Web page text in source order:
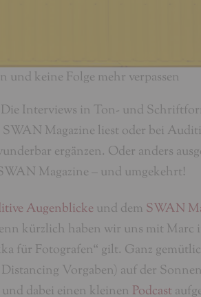
und keine Folge mehr verpassen
Interviews in Ton- und
Magazine liest oder bei
ergänzen. Oder anders
Magazine – und umgekehrt!
Augenblicke und dem SWAN
kürzlich haben wir uns mit Marc
für Fotografen“ gilt. Ganz
Vorgaben) auf der
dabei einen kleinen Podcast